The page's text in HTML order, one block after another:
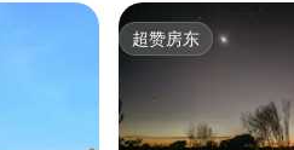
超赞房东
超赞房东